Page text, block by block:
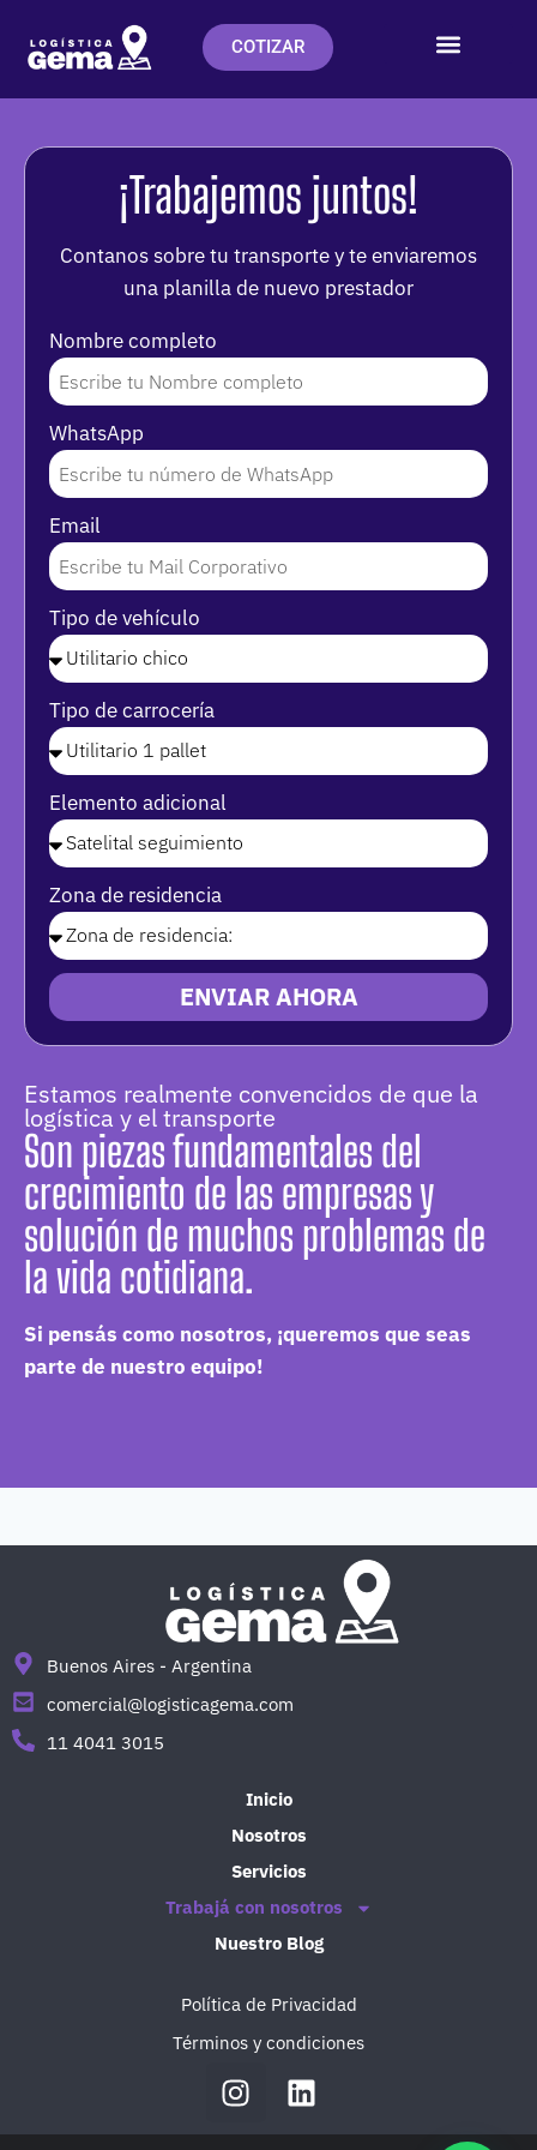
COTIZAR
¡Trabajemos juntos!
Contanos sobre tu transporte y te enviaremos
una planilla de nuevo prestador
Nombre completo
WhatsApp
Email
Tipo de vehículo
Tipo de carrocería
Elemento adicional
Zona de residencia
ENVIAR AHORA
Estamos realmente convencidos de que la
logística y el transporte
Son piezas fundamentales del
crecimiento de las empresas y
solución de muchos problemas de
la vida cotidiana.
Si pensás como nosotros, ¡queremos que seas
parte de nuestro equipo!
Buenos Aires - Argentina
comercial@logisticagema.com
11 4041 3015
Inicio
Nosotros
Servicios
Trabajá con nosotros
Nuestro Blog
Política de Privacidad
Términos y condiciones